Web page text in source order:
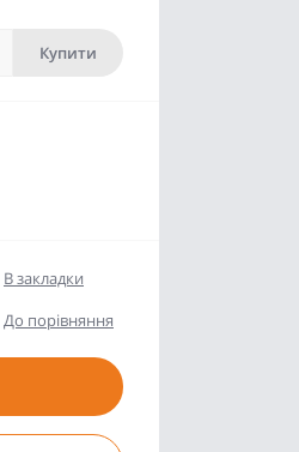
Купити
В закладки
До порівняння